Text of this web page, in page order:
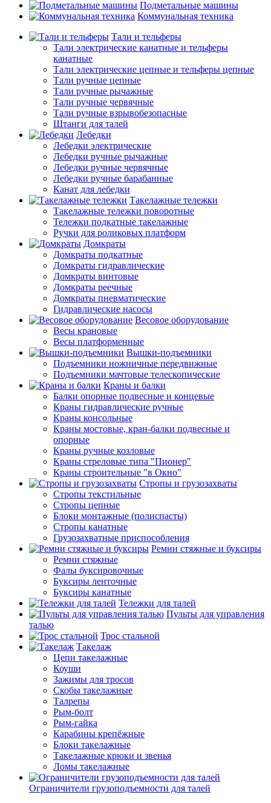
Подметальные машины
Коммунальная техника
Тали и тельферы
Тали электрические канатные и тельферы
канатные
Тали электрические цепные и тельферы цепные
Тали ручные цепные
Тали ручные рычажные
Тали ручные червячные
Тали ручные взрывобезопасные
Штанги для талей
Лебедки
Лебедки электрические
Лебедки ручные рычажные
Лебедки ручные червячные
Лебедки ручные барабанные
Канат для лебедки
Такелажные тележки
Такелажные тележки поворотные
Тележки подкатные такелажные
Ручки для роликовых платформ
Домкраты
Домкраты подкатные
Домкраты гидравлические
Домкраты винтовые
Домкраты реечные
Домкраты пневматические
Гидравлические насосы
Весовое оборудование
Весы крановые
Весы платформенные
Вышки-подъемники
Подъемники ножничные передвижные
Подъемники мачтовые телескопические
Краны и балки
Балки опорные подвесные и концевые
Краны гидравлические ручные
Краны консольные
Краны мостовые, кран-балки подвесные и
опорные
Краны ручные козловые
Краны стреловые типа "Пионер"
Краны строительные "в Окно"
Стропы и грузозахваты
Стропы текстильные
Стропы цепные
Блоки монтажные (полиспасты)
Стропы канатные
Грузозахватные приспособления
Ремни стяжные и буксиры
Ремни стяжные
Фалы буксировочные
Буксиры ленточные
Буксиры канатные
Тележки для талей
Пульты для управления
талью
Трос стальной
Такелаж
Цепи такелажные
Коуши
Зажимы для тросов
Скобы такелажные
Талрепы
Рым-болт
Рым-гайка
Карабины крепёжные
Блоки такелажные
Такелажные крюки и звенья
Ломы такелажные
Ограничители грузоподъемности для талей